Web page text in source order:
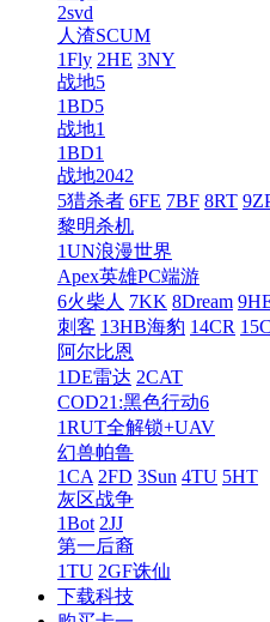
2svd
人渣SCUM
1Fly 2HE 3NY
战地5
1BD5
战地1
1BD1
战地2042
5猎杀者 6FE 7BF 8RT
黎明杀机
1UN浪漫世界
Apex英雄PC端游
6火柴人 7KK 8Dream
刺客 13HB海豹 14CR
阿尔比恩
1DE雷达 2CAT
COD21:黑色行动6
1RUT全解锁+UAV
幻兽帕鲁
1CA 2FD 3Sun 4TU 5HT
灰区战争
1Bot 2JJ
第一后裔
1TU 2GF诛仙
下载科技